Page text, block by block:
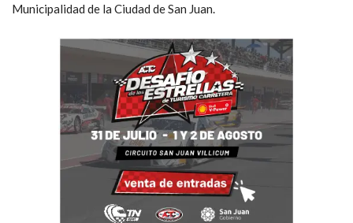
Municipalidad de la Ciudad de San Juan.